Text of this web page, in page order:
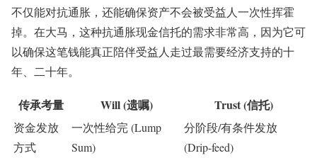
不仅能对抗通胀，还能确保资产不会被受益人一次性挥霍
掉。在大马，这种抗通胀现金信托的需求非常高，因为它可
以确保这笔钱能真正陪伴受益人走过最需要经济支持的十
年、二十年。
传承考量 Will (遗嘱) Trust (信托)
资金发放
方式
一次性给完 (Lump
Sum)
分阶段/有条件发放
(Drip-feed)